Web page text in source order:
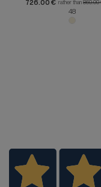
726.00 € rather than
48